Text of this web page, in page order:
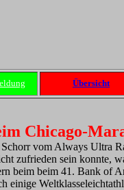
Übersicht
Chicago-
vom Always Ultra
zufrieden sein konnte,
beim beim 41. Bank of
einige